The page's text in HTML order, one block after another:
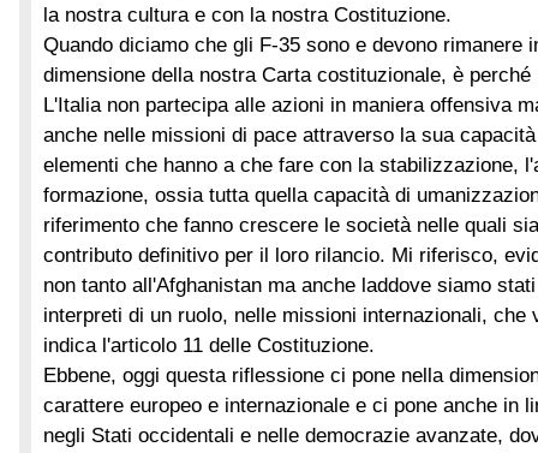
la nostra cultura e con la nostra Costituzione.
Quando diciamo che gli F-35 sono e devono rimanere
dimensione della nostra Carta costituzionale, è
L'Italia non partecipa alle azioni in maniera offensiva
anche nelle missioni di pace attraverso la sua
elementi che hanno a che fare con la stabilizzazione,
formazione, ossia tutta quella capacità di
riferimento che fanno crescere le società nelle quali
contributo definitivo per il loro rilancio. Mi riferisco,
non tanto all'Afghanistan ma anche laddove siamo
interpreti di un ruolo, nelle missioni internazionali, che
indica l'articolo 11 delle Costituzione.
Ebbene, oggi questa riflessione ci pone nella
carattere europeo e internazionale e ci pone anche in
negli Stati occidentali e nelle democrazie avanzate,